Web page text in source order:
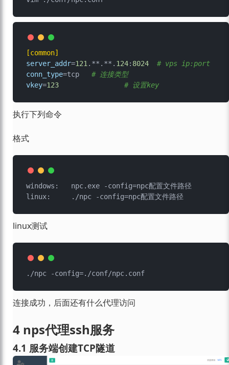
[common]
server_addr=121.**.**. 124: 8024
# vps ip:port
conn_type
# 连接类型
vkey=123 # 设置key
执行下列命令
格式
windows:   npc.exe -config=npc配置文件路径
linux测试
连接成功，后面还有什么代理访问
4 nps代理ssh服务
4.1 服务端创建TCP隧道